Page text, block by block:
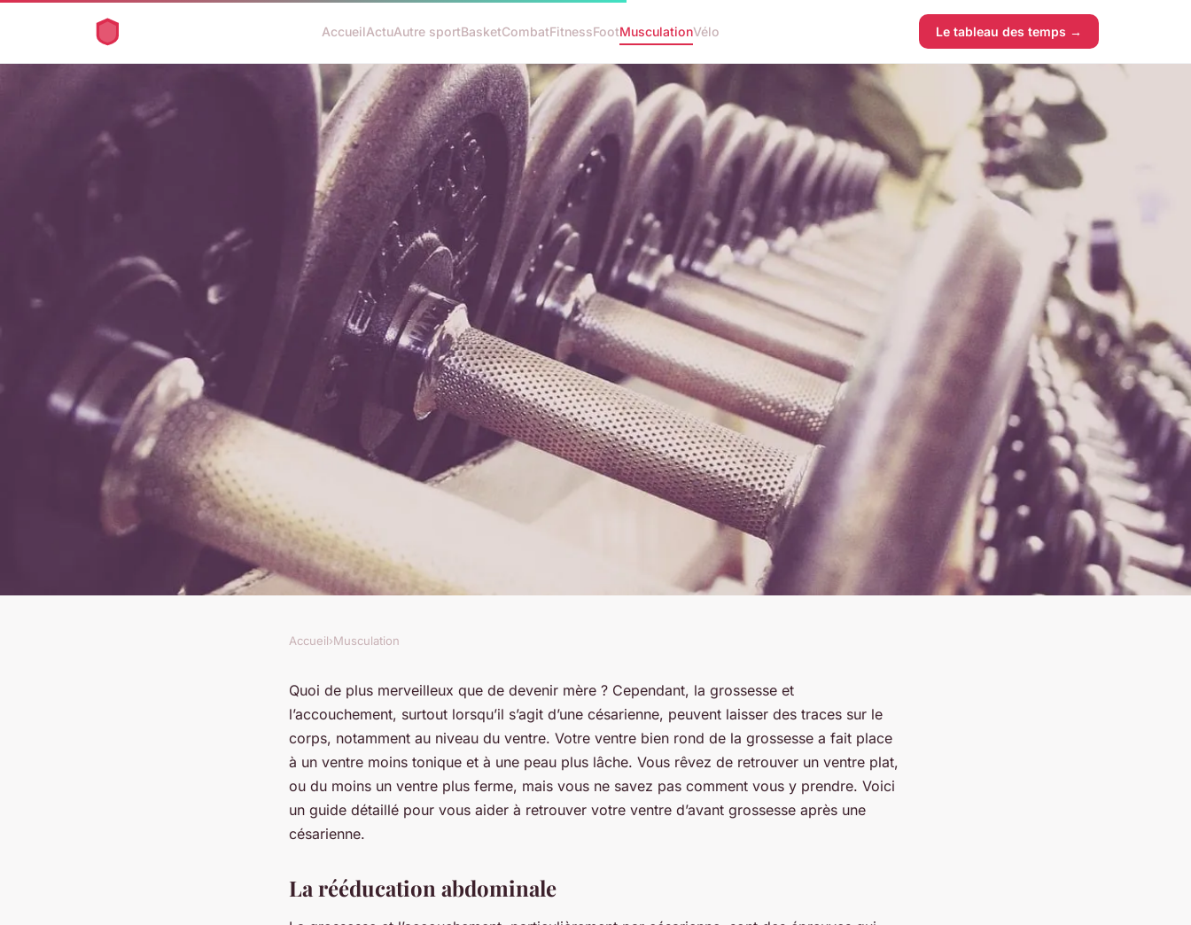
AccueilActuAutre sportBasketCombatFitnessFootMusculationVélo Le tableau des temps →
Retrouver des abdominaux après une
grossesse : conseils post-caésarienne
Accueil›Musculation
Quoi de plus merveilleux que de devenir mère ? Cependant, la grossesse et
l’accouchement, surtout lorsqu’il s’agit d’une césarienne, peuvent laisser des traces sur le
corps, notamment au niveau du ventre. Votre ventre bien rond de la grossesse a fait place
à un ventre moins tonique et à une peau plus lâche. Vous rêvez de retrouver un ventre plat,
ou du moins un ventre plus ferme, mais vous ne savez pas comment vous y prendre. Voici
un guide détaillé pour vous aider à retrouver votre ventre d’avant grossesse après une
césarienne.
La rééducation abdominale